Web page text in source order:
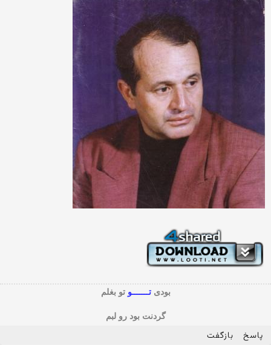
بودیتـــــــوتو بغلم
گردنت بود رو لبم
پاسخ بازگفت